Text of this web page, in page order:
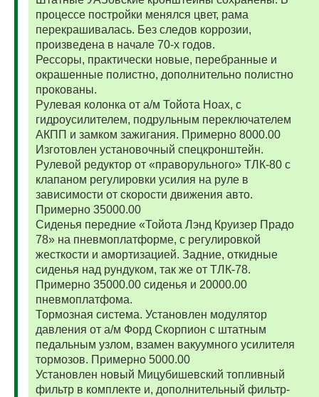
процессе постройки менялся цвет, рама
перекрашивалась. Без следов коррозии,
произведена в начале 70-х годов.
Рессоры, практически новые, перебранные и
окрашенные полистно, дополнительно полистно
прокованы.
Рулевая колонка от а/м Тойота Ноах, с
гидроусилителем, подрульным переключателем
АКПП и замком зажигания. Примерно 8000.00
Изготовлен установочный спецкронштейн.
Рулевой редуктор от «праворульного» ТЛК-80 с
клапаном регулировки усилия на руле в
зависимости от скорости движения авто.
Примерно 35000.00
Сиденья передние «Тойота Лэнд Круизер Прадо
78» на пневмоплатформе, с регулировкой
жесткости и амортизацией. Задние, откидные
сиденья над рундуком, так же от ТЛК-78.
Примерно 35000.00 сиденья и 20000.00
пневмоплатфома.
Тормозная система. Установлен модулятор
давления от а/м Форд Скорпион с штатным
педальным узлом, взамен вакуумного усилителя
тормозов. Примерно 5000.00
Установлен новый Мицубишевский топливный
фильтр в комплекте и, дополнительный фильтр-